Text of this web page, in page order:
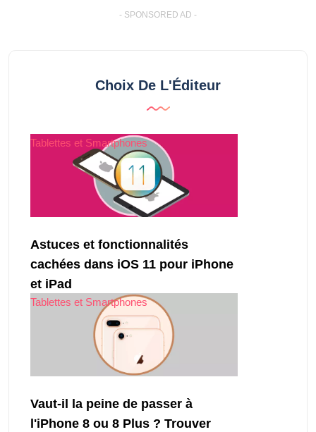
- SPONSORED AD -
Choix De L'Éditeur
Tablettes et Smartphones
Astuces et fonctionnalités
cachées dans iOS 11 pour iPhone
et iPad
Tablettes et Smartphones
Vaut-il la peine de passer à
l'iPhone 8 ou 8 Plus ? Trouver